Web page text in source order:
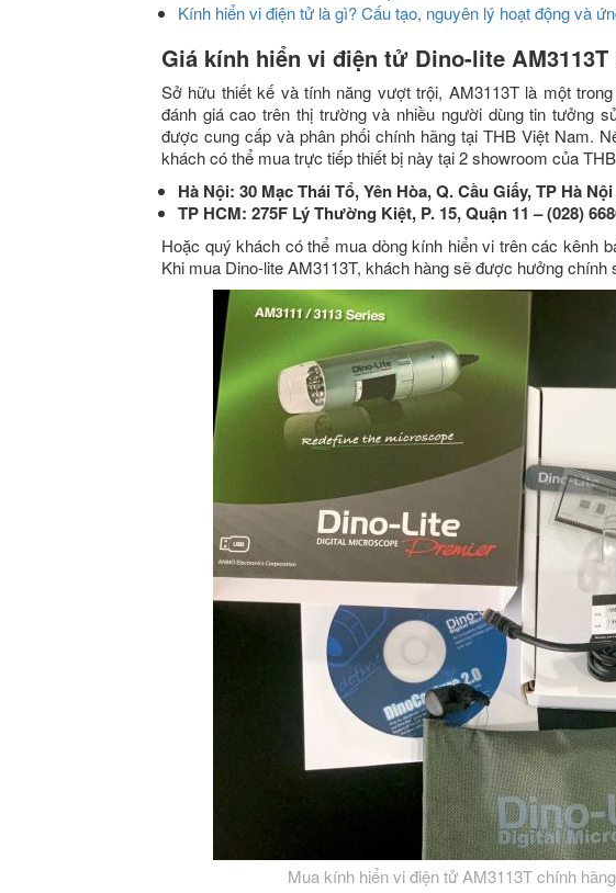
Kính hiển vi điện tử là gì? Cấu tạo, nguyên lý hoạt động và
Giá kính hiển vi điện tử Dino-lite AM3113T
Sở hữu thiết kế và tính năng vượt trội, AM3113T là một
đánh giá cao trên thị trường và nhiều người dùng tin tưởng
được cung cấp và phân phối chính hãng tại THB Việt Nam.
khách có thể mua trực tiếp thiết bị này tại 2 showroom của
Hà Nội: 30 Mạc Thái Tổ, Yên Hòa, Q. Cầu Giấy, TP Hà Nội
TP HCM: 275F Lý Thường Kiệt, P. 15, Quận 11 – (028)
Hoặc quý khách có thể mua dòng kính hiển vi trên các kênh
Khi mua Dino-lite AM3113T, khách hàng sẽ được hưởng chính
Mua kính hiển vi điện tử AM3113T chính